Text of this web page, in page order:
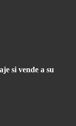
si vende a su